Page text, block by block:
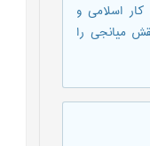
اسلامی و
میانجی را